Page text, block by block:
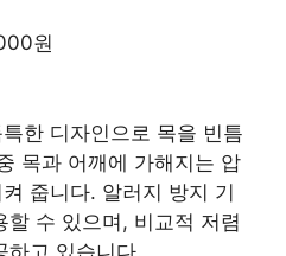
원
한 디자인으로 목을 빈틈
목과 어깨에 가해지는 압
줍니다. 알러지 방지 기
할 수 있으며, 비교적 저렴
하고 있습니다.